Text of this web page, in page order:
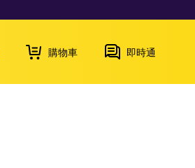
購物車 即時通